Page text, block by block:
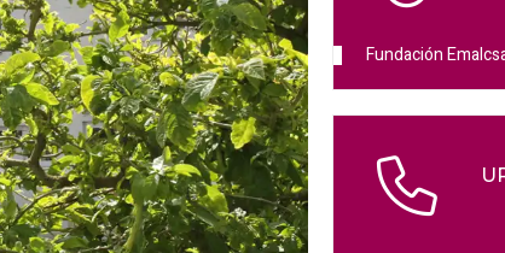
Fundación